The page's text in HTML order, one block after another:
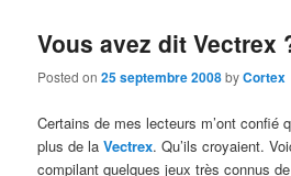
Vous avez dit Vectrex
Posted on25 septembre 2008byCortex
Certains de mes lecteurs m’ont confié
plus de laVectrex. Qu’ils croyaient.
compilant quelques jeux très connus